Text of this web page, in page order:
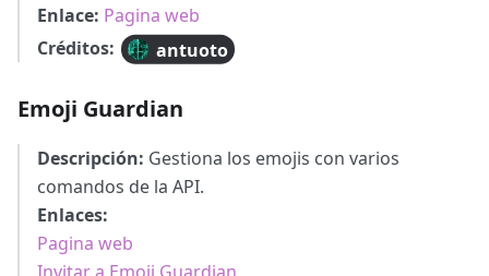
Enlace: Pagina web
Créditos:
antuoto
Emoji Guardian
Descripción: Gestiona los emojis con varios
comandos de la API.
Enlaces:
Pagina web